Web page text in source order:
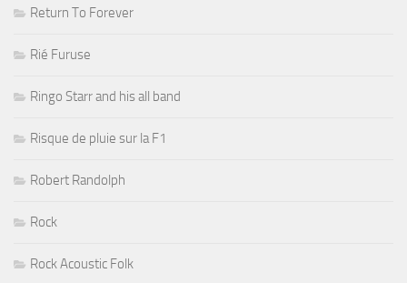
Return To Forever
Rié Furuse
Ringo Starr and his all band
Risque de pluie sur la F1
Robert Randolph
Rock
Rock Acoustic Folk